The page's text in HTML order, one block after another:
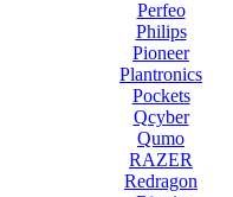
Perfeo
Philips
Pioneer
Plantronics
Pockets
Qcyber
Qumo
RAZER
Redragon